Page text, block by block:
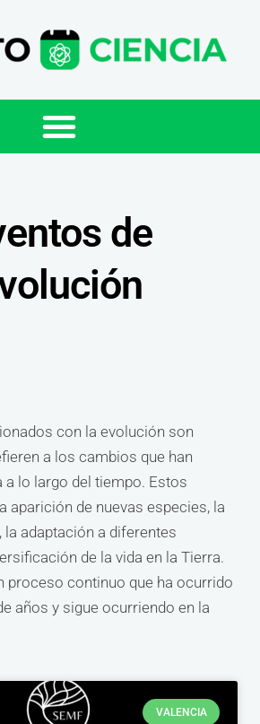
de
con la evolución son
a los cambios que han
a lo largo del tiempo. Estos
aparición de nuevas especies, la
adaptación a diferentes
de la vida en la Tierra.
proceso continuo que ha ocurrido
años y sigue ocurriendo en la
VALENCIA